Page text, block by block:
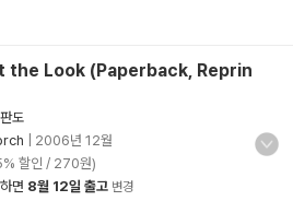
the Look (Paperback, Reprin
도
2006년 12월
할인 / 270원)
면 8월 12일 출고 변경